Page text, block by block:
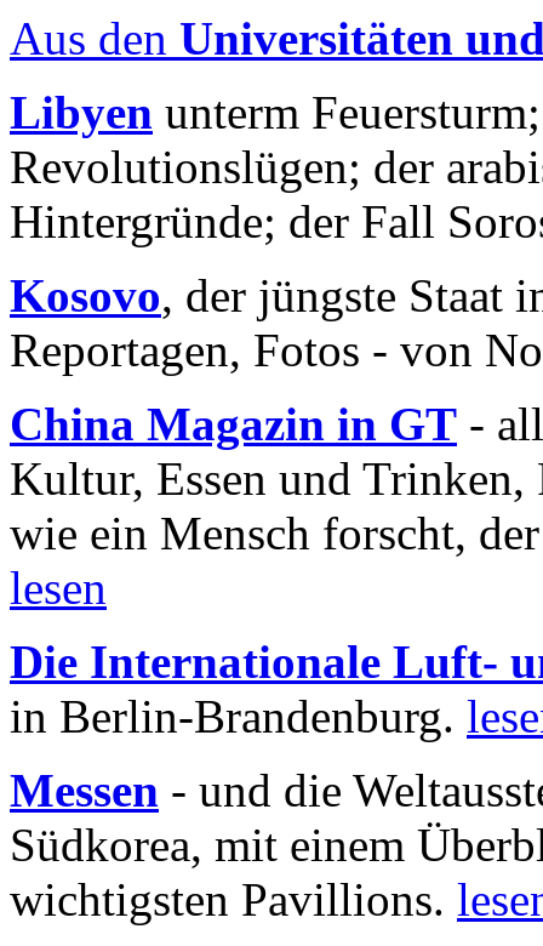
Aus den Universitäten
Libyen unterm
Revolutionslügen; der
Hintergründe; der Fall
Kosovo, der jüngste Staat
Reportagen, Fotos - von
China Magazin in GT -
Kultur, Essen und
wie ein Mensch forscht,
lesen
Die Internationale Luft-
in Berlin-Brandenburg.
Messen - und die
Südkorea, mit einem
wichtigsten Pavillions.